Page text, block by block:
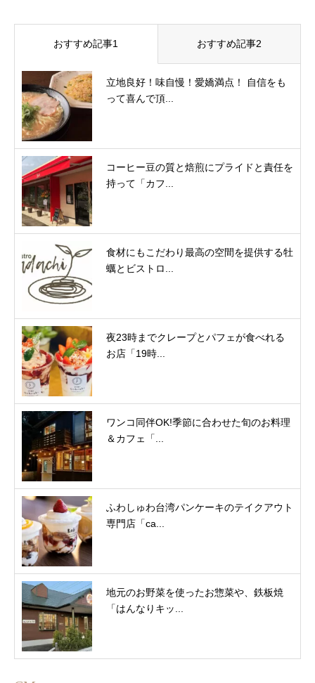
おすすめ記事1 おすすめ記事2
立地良好！味自慢！愛嬌満点！ 自信をも
って喜んで頂...
コーヒー豆の質と焙煎にプライドと責任を
持って「カフ...
食材にもこだわり最高の空間を提供する牡
蠣とビストロ...
夜23時までクレープとパフェが食べれる
お店「19時...
ワンコ同伴OK!季節に合わせた旬のお料理
＆カフェ「...
ふわしゅわ台湾パンケーキのテイクアウト
専門店「ca...
地元のお野菜を使ったお惣菜や、鉄板焼
「はんなりキッ...